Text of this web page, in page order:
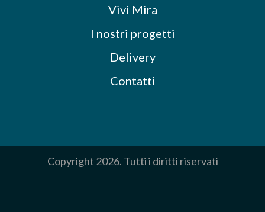
Vivi Mira
I nostri progetti
Delivery
Contatti
Copyright 2026. Tutti i diritti riservati